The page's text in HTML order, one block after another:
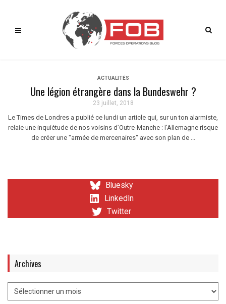
ACTUALITÉS
Une légion étrangère dans la Bundeswehr ?
23 juillet, 2018
Le Times de Londres a publié ce lundi un article qui, sur un ton alarmiste,
relaie une inquiétude de nos voisins d’Outre-Manche : l’Allemagne risque
de créer une "armée de mercenaires" avec son plan de ...
Bluesky
LinkedIn
Twitter
Archives